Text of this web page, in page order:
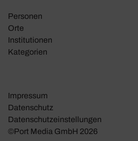
Personen
Orte
Insti­tu­tionen
Kate­go­rien
©Port Media GmbH 2026
Impressum
Daten­schutz
Daten­schutz­ein­stel­lungen